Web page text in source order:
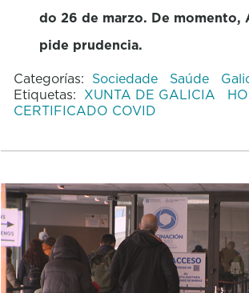
do 26 de marzo. De momento,
pide prudencia.
Categorías: Sociedade Saúde
Etiquetas: XUNTA DE GALICIA
CERTIFICADO COVID